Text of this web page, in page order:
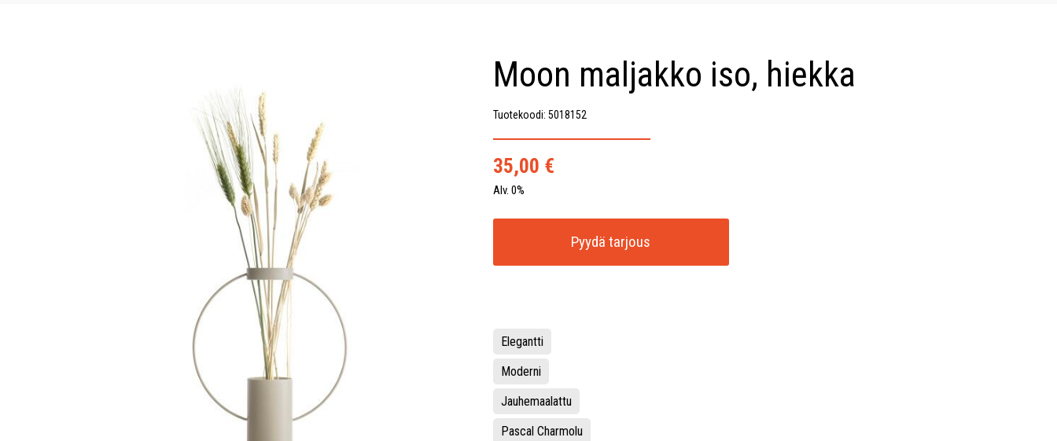
Moon maljakko iso, hiekka
Tuotekoodi: 5018152
35,00 €
Alv. 0%
Pyydä tarjous
Elegantti
Moderni
Jauhemaalattu
Pascal Charmolu